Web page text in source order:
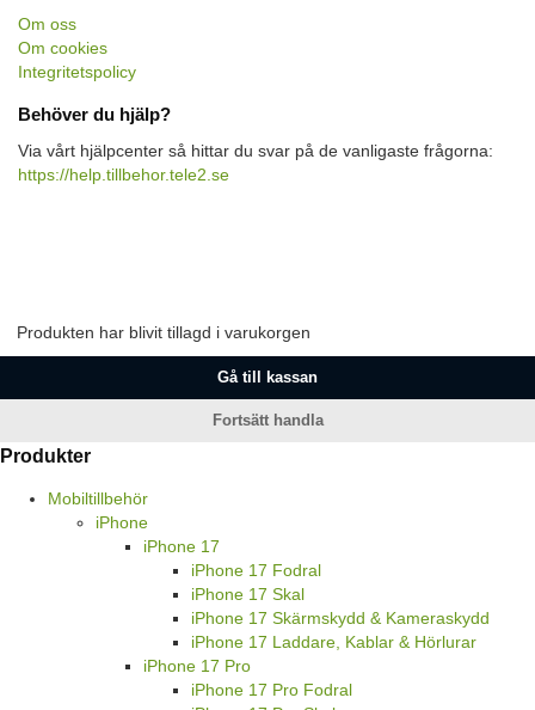
Om oss
Om cookies
Integritetspolicy
Behöver du hjälp?
Via vårt hjälpcenter så hittar du svar på de vanligaste frågorna:
https://help.tillbehor.tele2.se
Produkten har blivit tillagd i varukorgen
Gå till kassan
Fortsätt handla
Produkter
Mobiltillbehör
iPhone
iPhone 17
iPhone 17 Fodral
iPhone 17 Skal
iPhone 17 Skärmskydd & Kameraskydd
iPhone 17 Laddare, Kablar & Hörlurar
iPhone 17 Pro
iPhone 17 Pro Fodral